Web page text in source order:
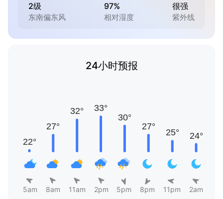
2级
东南偏东风
97%
相对湿度
很强
紫外线
24小时预报
5am 8am 11am 2pm 5pm 8pm 11pm 2am